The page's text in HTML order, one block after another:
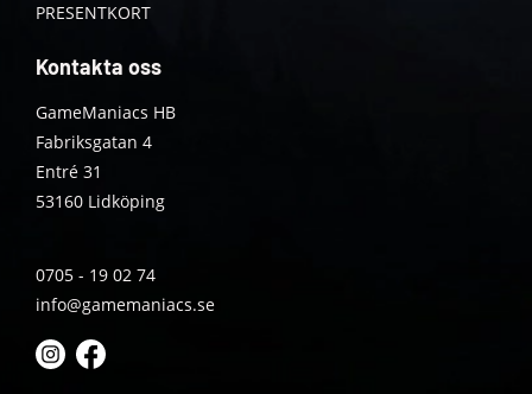
PRESENTKORT
Kontakta oss
GameManiacs HB
Fabriksgatan 4
Entré 31
53160 Lidköping
0705 - 19 02 74
info@gamemaniacs.se